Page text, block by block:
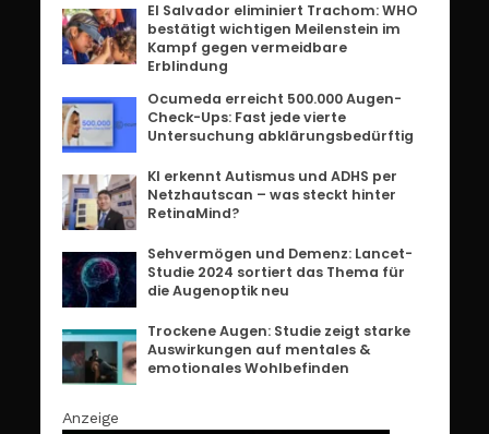
El Salvador eliminiert Trachom: WHO
bestätigt wichtigen Meilenstein im
Kampf gegen vermeidbare
Erblindung
Ocumeda erreicht 500.000 Augen-
Check-Ups: Fast jede vierte
Untersuchung abklärungsbedürftig
KI erkennt Autismus und ADHS per
Netzhautscan – was steckt hinter
RetinaMind?
Sehvermögen und Demenz: Lancet-
Studie 2024 sortiert das Thema für
die Augenoptik neu
Trockene Augen: Studie zeigt starke
Auswirkungen auf mentales &
emotionales Wohlbefinden
Anzeige